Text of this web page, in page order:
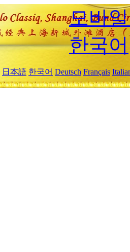
모바
한국어
日本語 한국어 Deutsch Français